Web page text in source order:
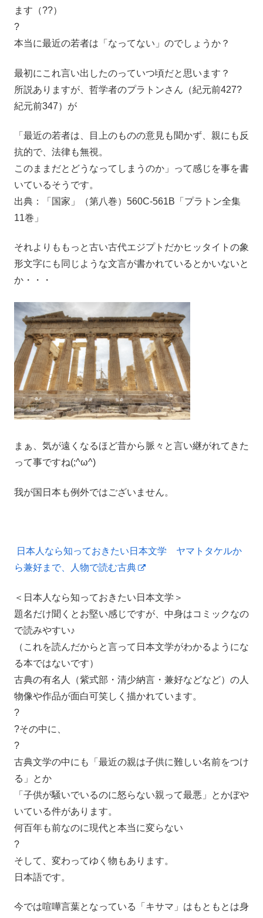
ます（??）
?
本当に最近の若者は「なってない」のでしょうか？
最初にこれ言い出したのっていつ頃だと思います？
所説ありますが、哲学者のプラトンさん（紀元前427?
紀元前347）が
「最近の若者は、目上のものの意見も聞かず、親にも反
抗的で、法律も無視。
このままだとどうなってしまうのか」って感じを事を書
いているそうです。
出典：「国家」（第八巻）560C-561B「プラトン全集
11巻」
それよりももっと古い古代エジプトだかヒッタイトの象
形文字にも同じような文言が書かれているとかいないと
か・・・
まぁ、気が遠くなるほど昔から脈々と言い継がれてきた
って事ですね(;^ω^)
我が国日本も例外ではございません。
日本人なら知っておきたい日本文学 ヤマトタケルか
ら兼好まで、人物で読む古典
＜日本人なら知っておきたい日本文学＞
題名だけ聞くとお堅い感じですが、中身はコミックなの
で読みやすい♪
（これを読んだからと言って日本文学がわかるようにな
る本ではないです）
古典の有名人（紫式部・清少納言・兼好などなど）の人
物像や作品が面白可笑しく描かれています。
?
?その中に、
?
古典文学の中にも「最近の親は子供に難しい名前をつけ
る」とか
「子供が騒いでいるのに怒らない親って最悪」とかぼや
いている件があります。
何百年も前なのに現代と本当に変らない
?
そして、変わってゆく物もあります。
日本語です。
今では喧嘩言葉となっている「キサマ」はもともとは身